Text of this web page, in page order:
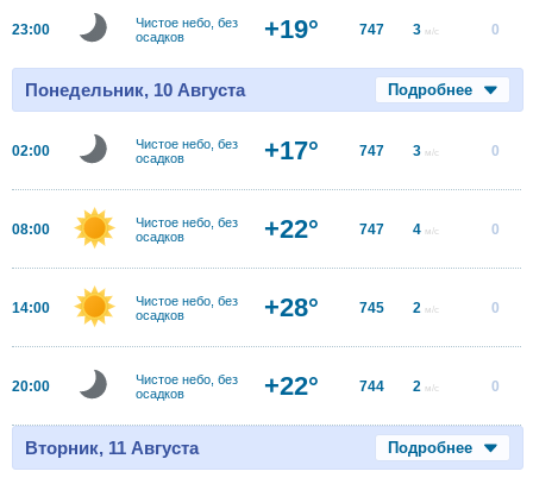
23:00
Чистое небо, без
осадков
+19° 747 3 м/с 0
Понедельник, 10 Августа Подробнее
02:00
Чистое небо, без
осадков
+17° 747 3 м/с 0
08:00
Чистое небо, без
осадков
+22° 747 4 м/с 0
14:00
Чистое небо, без
осадков
+28° 745 2 м/с 0
20:00
Чистое небо, без
осадков
+22° 744 2 м/с 0
Вторник, 11 Августа Подробнее